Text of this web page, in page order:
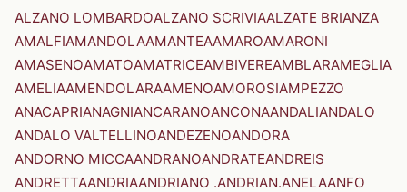
ALZANO LOMBARDOALZANO SCRIVIAALZATE BRIANZA
AMALFIAMANDOLAAMANTEAAMAROAMARONI
AMASENOAMATOAMATRICEAMBIVEREAMBLARAMEGLIA
AMELIAAMENDOLARAAMENOAMOROSIAMPEZZO
ANACAPRIANAGNIANCARANOANCONAANDALIANDALO
ANDALO VALTELLINOANDEZENOANDORA
ANDORNO MICCAANDRANOANDRATEANDREIS
ANDRETTAANDRIAANDRIANO .ANDRIAN.ANELAANFO